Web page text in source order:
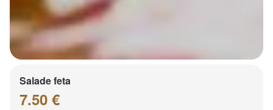
Salade feta
7.50 €